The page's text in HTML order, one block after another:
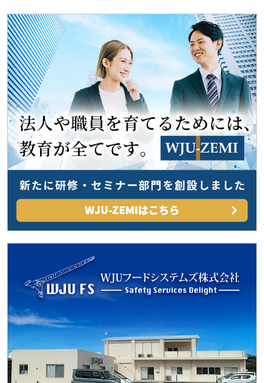
ゲ
ー
シ
ョ
ン